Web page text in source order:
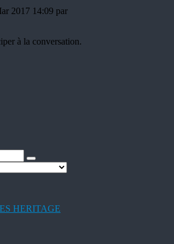
2017 14:09 par
à la conversation.
HERITAGE